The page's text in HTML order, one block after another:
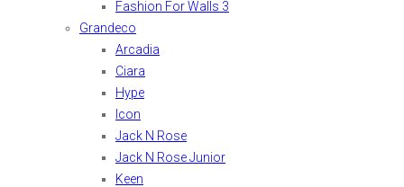
Fashion For Walls 3
Grandeco
Arcadia
Ciara
Hype
Icon
Jack N Rose
Jack N Rose Junior
Keen